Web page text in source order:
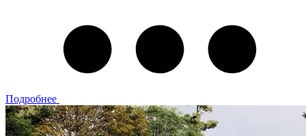
Подробнее